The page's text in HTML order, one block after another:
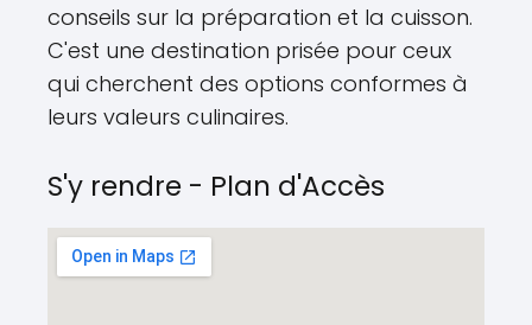
conseils sur la préparation et la cuisson.
C'est une destination prisée pour ceux
qui cherchent des options conformes à
leurs valeurs culinaires.
S'y rendre - Plan d'Accès